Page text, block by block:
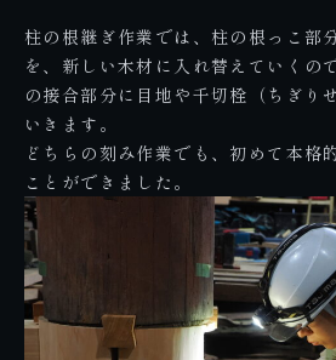
柱の根継ぎ作業では、柱の根っこ部
を、新しい木材に入れ替えていくの
の接合部分に目地や千切栓（ちぎり
いきます。
どちらの刻み作業でも、初めて本格
ことができました。